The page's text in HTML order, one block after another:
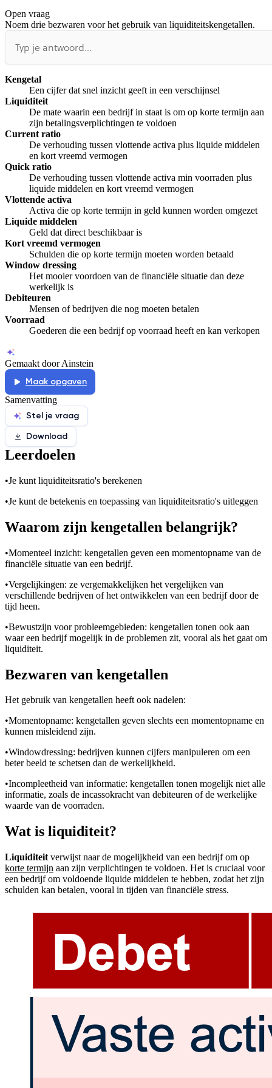
De uitleg gaat te langzaam
Open vraag
Noem drie bezwaren voor het gebruik van liquiditeitskengetallen.
Kengetal
Een cijfer dat snel inzicht geeft in een verschijnsel
Liquiditeit
De mate waarin een bedrijf in staat is om op korte termijn aan
zijn betalingsverplichtingen te voldoen
Current ratio
De verhouding tussen vlottende activa plus liquide middelen
en kort vreemd vermogen
Quick ratio
De verhouding tussen vlottende activa min voorraden plus
liquide middelen en kort vreemd vermogen
Vlottende activa
Activa die op korte termijn in geld kunnen worden omgezet
Liquide middelen
Geld dat direct beschikbaar is
Kort vreemd vermogen
Schulden die op korte termijn moeten worden betaald
Window dressing
Het mooier voordoen van de financiële situatie dan deze
werkelijk is
Debiteuren
Mensen of bedrijven die nog moeten betalen
Voorraad
Goederen die een bedrijf op voorraad heeft en kan verkopen
Gemaakt door Ainstein
Maak opgaven
Samenvatting
Stel je vraag
Download
Leerdoelen
•Je kunt liquiditeitsratio's berekenen
•Je kunt de betekenis en toepassing van liquiditeitsratio's uitleggen
Waarom zijn kengetallen belangrijk?
•Momenteel inzicht: kengetallen geven een momentopname van de
financiële situatie van een bedrijf.
•Vergelijkingen: ze vergemakkelijken het vergelijken van
verschillende bedrijven of het ontwikkelen van een bedrijf door de
tijd heen.
•Bewustzijn voor probleemgebieden: kengetallen tonen ook aan
waar een bedrijf mogelijk in de problemen zit, vooral als het gaat om
liquiditeit.
Bezwaren van kengetallen
Het gebruik van kengetallen heeft ook nadelen:
•Momentopname: kengetallen geven slechts een momentopname en
kunnen misleidend zijn.
•Windowdressing: bedrijven kunnen cijfers manipuleren om een
beter beeld te schetsen dan de werkelijkheid.
•Incompleetheid van informatie: kengetallen tonen mogelijk niet alle
informatie, zoals de incassokracht van debiteuren of de werkelijke
waarde van de voorraden.
Wat is liquiditeit?
Liquiditeit verwijst naar de mogelijkheid van een bedrijf om op
korte termijn aan zijn verplichtingen te voldoen. Het is cruciaal voor
een bedrijf om voldoende liquide middelen te hebben, zodat het zijn
schulden kan betalen, vooral in tijden van financiële stress.